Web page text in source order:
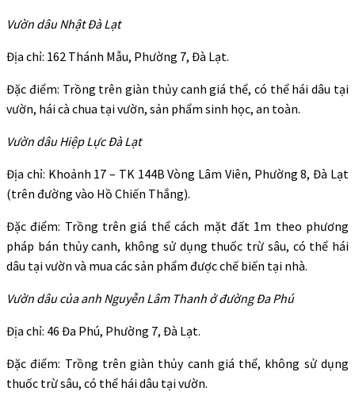
Vườn dâu Nhật Đà Lạt
Địa chỉ: 162 Thánh Mẫu, Phường 7, Đà Lạt.
Đặc điểm: Trồng trên giàn thủy canh giá thể, có thể hái dâu tại
vườn, hái cà chua tại vườn, sản phẩm sinh học, an toàn.
Vườn dâu Hiệp Lực Đà Lạt
Địa chỉ: Khoảnh 17 – TK 144B Vòng Lâm Viên, Phường 8, Đà Lạt
(trên đường vào Hồ Chiến Thắng).
Đặc điểm: Trồng trên giá thể cách mặt đất 1m theo phương
pháp bán thủy canh, không sử dụng thuốc trừ sâu, có thể hái
dâu tại vườn và mua các sản phẩm được chế biến tại nhà.
Vườn dâu của anh Nguyễn Lâm Thanh ở đường Đa Phú
Địa chỉ: 46 Đa Phú, Phường 7, Đà Lạt.
Đặc điểm: Trồng trên giàn thủy canh giá thể, không sử dụng
thuốc trừ sâu, có thể hái dâu tại vườn.